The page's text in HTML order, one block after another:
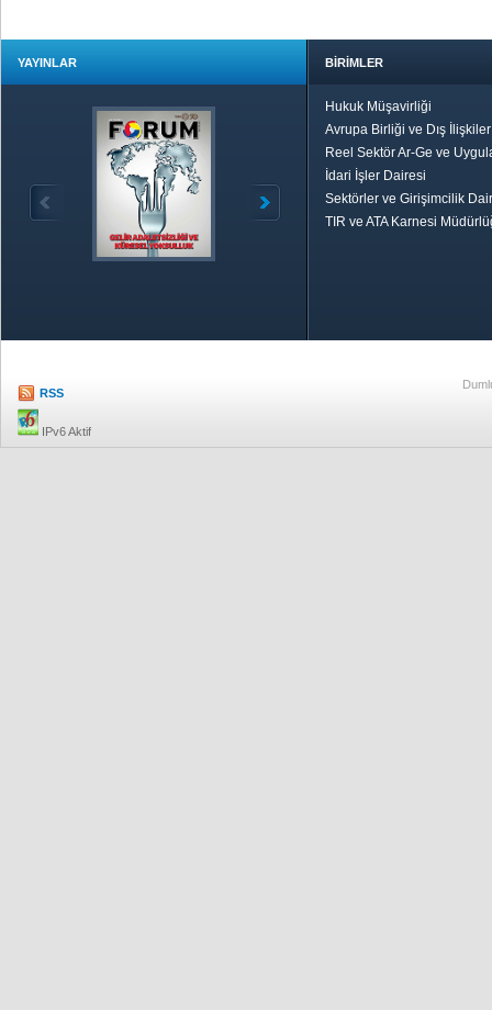
YAYINLAR BİRİMLER
Hukuk Müşavirliği
Avrupa Birliği ve Dış
Reel Sektör Ar-Ge ve
İdari İşler Dairesi
Sektörler ve Girişimcilik
TIR ve ATA Karnesi
RSS
IPv6 Aktif